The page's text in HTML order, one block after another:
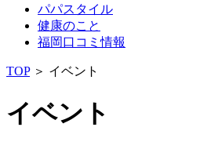
パパスタイル
健康のこと
福岡口コミ情報
TOP＞ イベント
イベント